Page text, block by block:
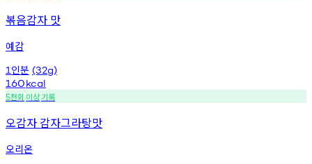
볶음감자 맛
예감
1 인분 (32g)
160kcal
5천회 이상기록
오감자 감자그라탕맛
오리온